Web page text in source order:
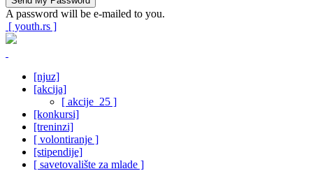
A password will be e-mailed to you.
[ youth.rs ]
[njuz]
[akcija]
[ akcije_25 ]
[konkursi]
[treninzi]
[ volontiranje ]
[stipendije]
[ savetovalište za mlade ]